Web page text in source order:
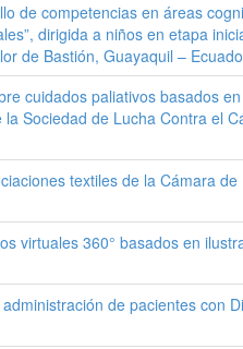
de competencias en áreas
dirigida a niños en etapa
de Bastión, Guayaquil –
cuidados paliativos basados
Sociedad de Lucha Contra el
textiles de la Cámara
virtuales 360° basados en
de pacientes con